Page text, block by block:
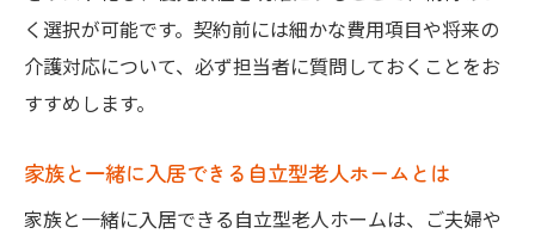
く選択が可能です。契約前には細かな費用項目や将来の
介護対応について、必ず担当者に質問しておくことをお
すすめします。
家族と一緒に入居できる自立型老人ホームとは
家族と一緒に入居できる自立型老人ホームは、ご夫婦や